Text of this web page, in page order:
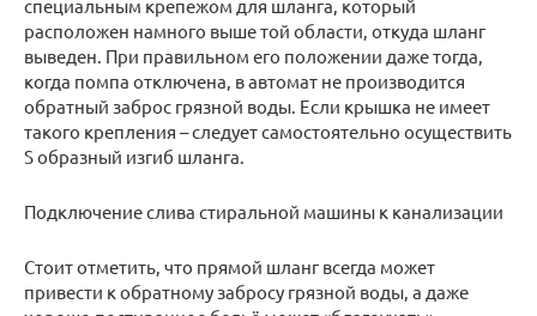
специальным крепежом для шланга, который
расположен намного выше той области, откуда шланг
выведен. При правильном его положении даже тогда,
когда помпа отключена, в автомат не производится
обратный заброс грязной воды. Если крышка не имеет
такого крепления – следует самостоятельно осуществить
S образный изгиб шланга.
Подключение слива стиральной машины к канализации
Стоит отметить, что прямой шланг всегда может
привести к обратному забросу грязной воды, а даже